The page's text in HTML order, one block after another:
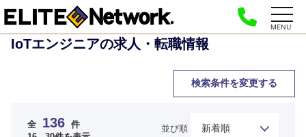
MENU
IoTエンジニアの求人・転職情報
検索条件を変更する
全 136 件
並び順